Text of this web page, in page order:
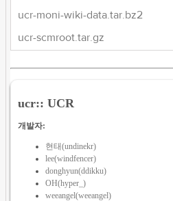
ucr-moni-wiki-data.tar.bz2
ucr-scmroot.tar.gz
ucr:: UCR
개발자:
현태(undinekr)
lee(windfencer)
donghyun(ddikku)
OH(hyper_)
weeangel(weeangel)